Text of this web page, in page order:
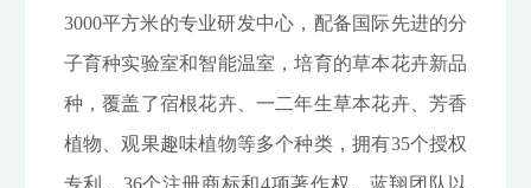
3000平方米的专业研发中心，配备国际先进的分
子育种实验室和智能温室，培育的草本花卉新品
种，覆盖了宿根花卉、一二年生草本花卉、芳香
植物、观果趣味植物等多个种类，拥有35个授权
专利、36个注册商标和4项著作权。蓝翔团队以